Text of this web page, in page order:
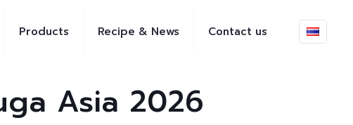
Products Recipe & News Contact us
Asia 2026